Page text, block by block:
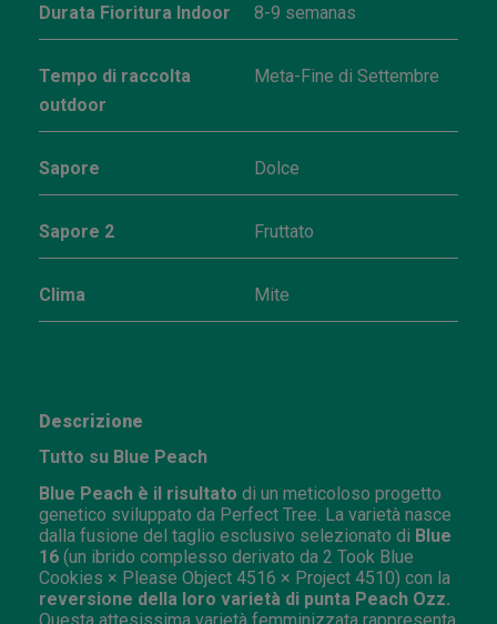
Durata Fioritura Indoor 8-9 semanas
Tempo di raccolta
outdoor
Meta-Fine di Settembre
Sapore Dolce
Sapore 2 Fruttato
Clima Mite
Descrizione
Tutto su Blue Peach
Blue Peach è il risultato di un meticoloso progetto
genetico sviluppato da Perfect Tree. La varietà nasce
dalla fusione del taglio esclusivo selezionato di Blue
16 (un ibrido complesso derivato da 2 Took Blue
Cookies × Please Object 4516 × Project 4510) con la
reversione della loro varietà di punta Peach Ozz.
Questa attesissima varietà femminizzata rappresenta